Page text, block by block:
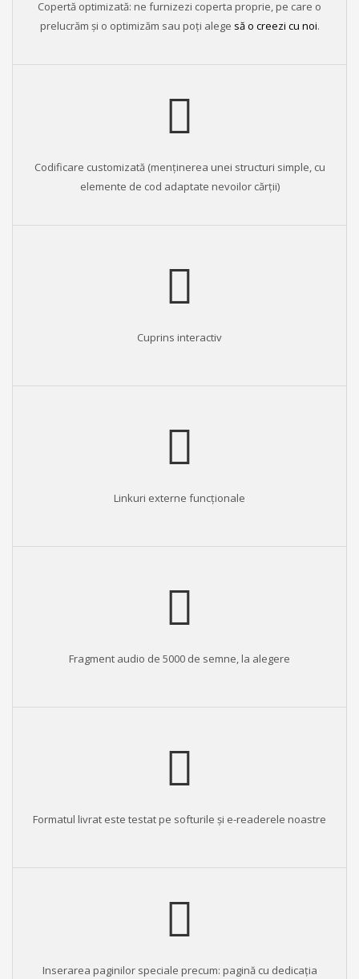
Copertă optimizată: ne furnizezi coperta proprie, pe care o
prelucrăm și o optimizăm sau poţi alege să o creezi cu noi.
Codificare customizată (menținerea unei structuri simple, cu
elemente de cod adaptate nevoilor cărții)
Cuprins interactiv
Linkuri externe funcționale
Fragment audio de 5000 de semne, la alegere
Formatul livrat este testat pe softurile şi e-readerele noastre
Inserarea paginilor speciale precum: pagină cu dedicația